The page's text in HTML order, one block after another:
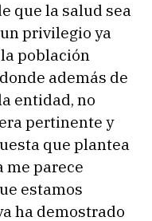
que la salud sea
privilegio ya
población
además de
entidad, no
pertinente y
que plantea
me parece
estamos
ha demostrado